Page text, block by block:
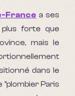
France a ses
forte que
mais le
dans le
Paris